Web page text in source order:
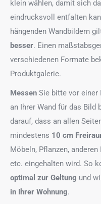
klein wählen, damit sich
eindrucksvoll entfalten
hängenden Wandbildern
besser. Einen
verschiedenen Formate
Produktgalerie.
Messen Sie bitte vor einer
an Ihrer Wand für das Bild
darauf, dass an allen
mindestens 10 cm
Möbeln, Pflanzen,
etc. eingehalten wird. So
optimal zur Geltung und
in Ihrer Wohnung.